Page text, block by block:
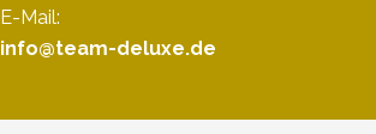
E-Mail:
info@team-deluxe.de